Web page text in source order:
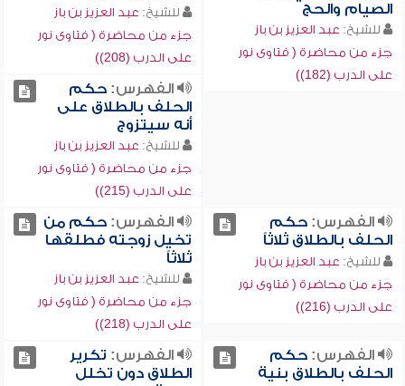
الصيام والحج
للشيخ: عبد العزيز بن باز
جزء من محاضرة ( فتاوى نور
على الدرب (182))
للشيخ: عبد العزيز بن باز
جزء من محاضرة ( فتاوى نور
على الدرب (208))
الفهرس:حكم
الحلف بالطلاق على
أنه سيتزوج
للشيخ: عبد العزيز بن باز
جزء من محاضرة ( فتاوى نور
على الدرب (215))
الفهرس:حكم
الحلف بالطلاق ثلاثاً
للشيخ: عبد العزيز بن باز
جزء من محاضرة ( فتاوى نور
على الدرب (216))
الفهرس:حكم من
تخيل زوجته فطلقها
ثلاثاً
للشيخ: عبد العزيز بن باز
جزء من محاضرة ( فتاوى نور
على الدرب (218))
الفهرس:حكم
الحلف بالطلاق بنية
الفهرس: تكرير
الطلاق دون تخلل